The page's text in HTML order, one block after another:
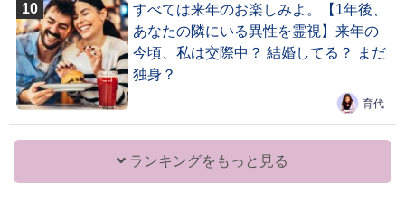
すべては来年のお楽しみよ。【1年後、
あなたの隣にいる異性を霊視】来年の
今頃、私は交際中？ 結婚してる？ まだ
独身？
育代
ランキングをもっと見る